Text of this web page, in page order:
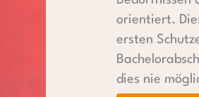
orientiert.
ersten
dies nie